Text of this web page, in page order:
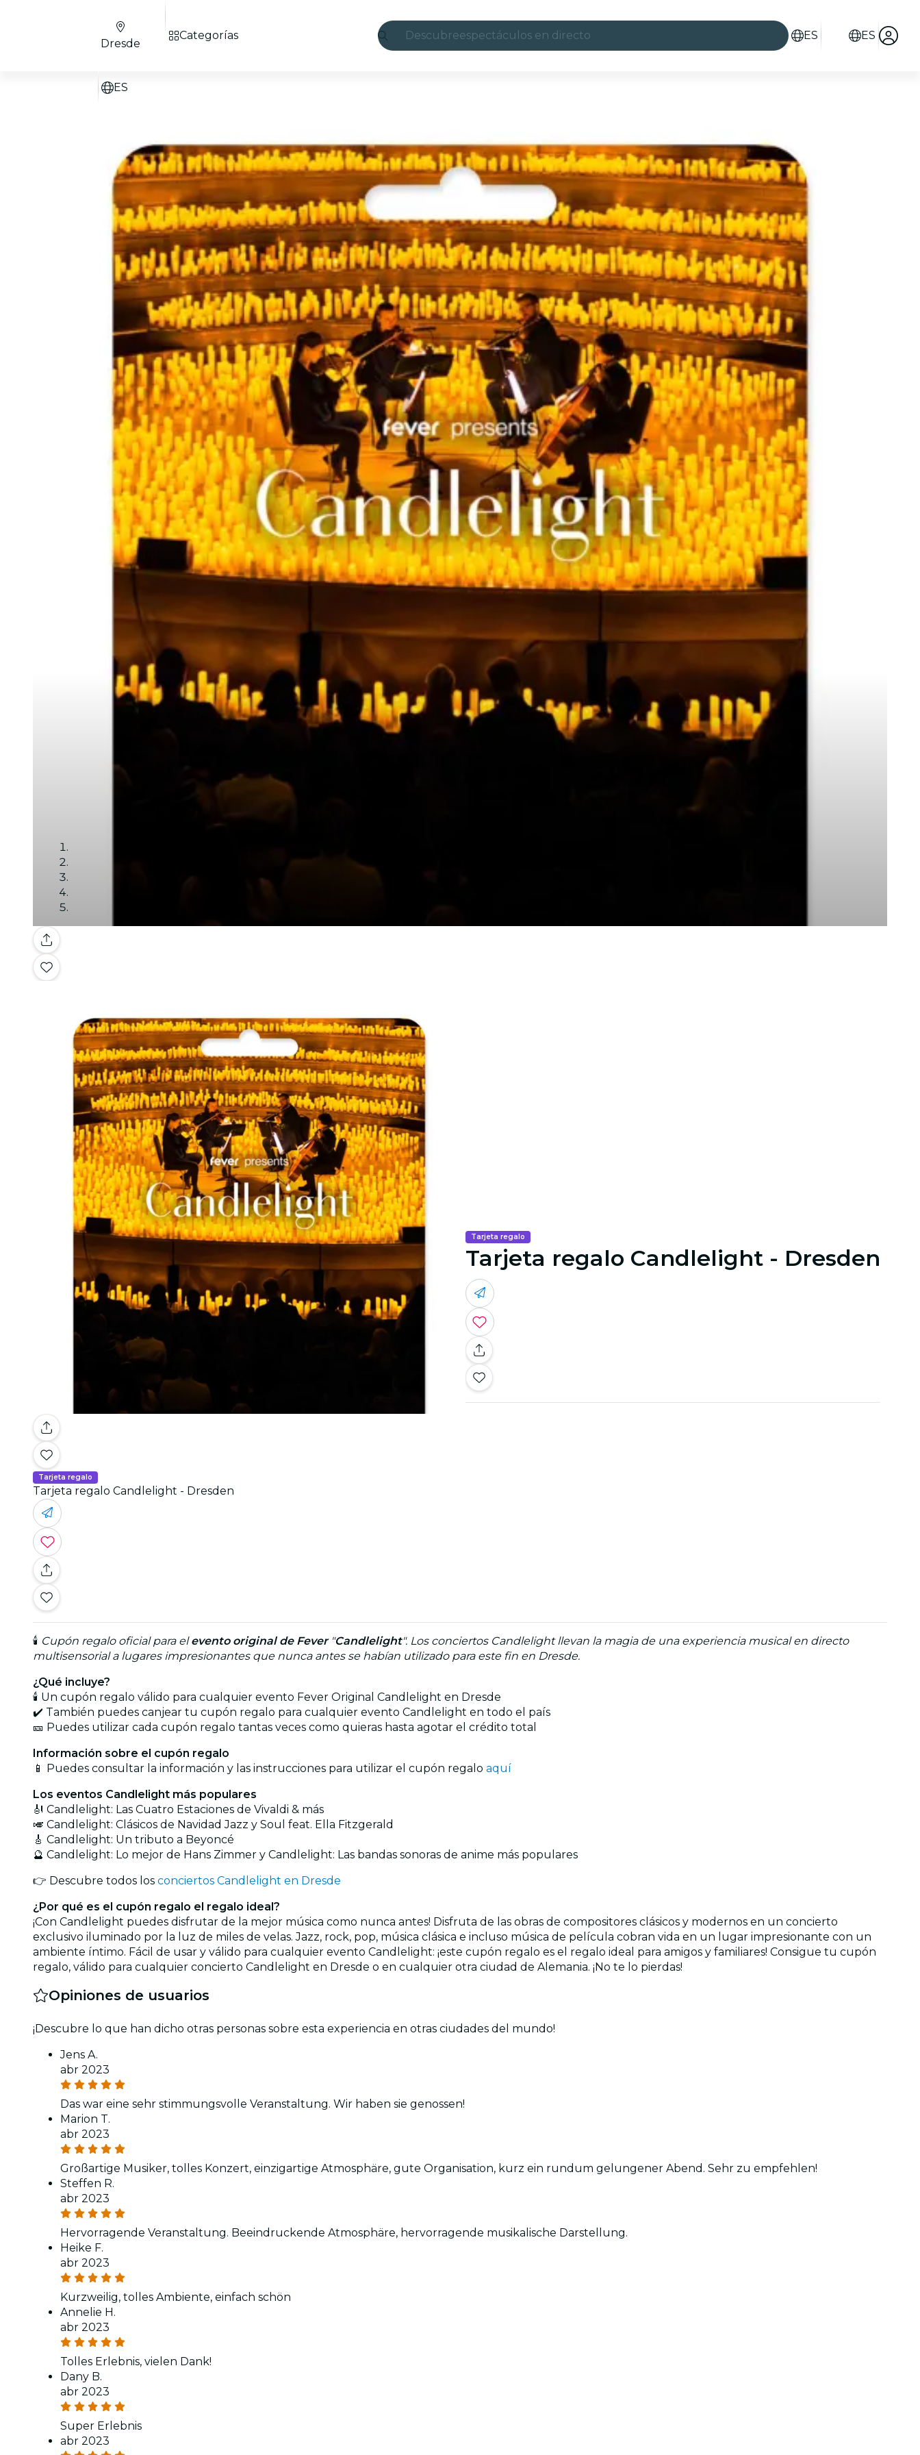
Descubreespectáculos en directo
experiencias y ciudades
São Paulo
exposiciones
Seúl
recorridos por la ciudad
conciertos
restaurantes
cine
ES ES
Dresde
ES
Categorías
Galería
Tarjeta regalo
Tarjeta regalo Candlelight - Dresden
Tarjeta regalo
Tarjeta regalo Candlelight - Dresden
🕯️ Cupón regalo oficial para elevento original de Fever"Candlelight". Los conciertos Candlelight llevan la magia de una experiencia musical en directo
multisensorial a lugares impresionantes que nunca antes se habían utilizado para este fin en Dresde.
¿Qué incluye?
🕯️ Un cupón regalo válido para cualquier evento Fever Original Candlelight en Dresde
✔️ También puedes canjear tu cupón regalo para cualquier evento Candlelight en todo el país
🎫 Puedes utilizar cada cupón regalo tantas veces como quieras hasta agotar el crédito total
Información sobre el cupón regalo
📱 Puedes consultar la información y las instrucciones para utilizar el cupón regalo aquí
Los eventos Candlelight más populares
🎻 Candlelight: Las Cuatro Estaciones de Vivaldi & más
🎺 Candlelight: Clásicos de Navidad Jazz y Soul feat. Ella Fitzgerald
🎸 Candlelight: Un tributo a Beyoncé
🔮 Candlelight: Lo mejor de Hans Zimmer y Candlelight: Las bandas sonoras de anime más populares
👉 Descubre todos los conciertos Candlelight en Dresde
¿Por qué es el cupón regalo el regalo ideal?
¡Con Candlelight puedes disfrutar de la mejor música como nunca antes! Disfruta de las obras de compositores clásicos y modernos en un concierto
exclusivo iluminado por la luz de miles de velas. Jazz, rock, pop, música clásica e incluso música de película cobran vida en un lugar impresionante con un
ambiente íntimo. Fácil de usar y válido para cualquier evento Candlelight: ¡este cupón regalo es el regalo ideal para amigos y familiares! Consigue tu cupón
regalo, válido para cualquier concierto Candlelight en Dresde o en cualquier otra ciudad de Alemania. ¡No te lo pierdas!
Opiniones de usuarios
¡Descubre lo que han dicho otras personas sobre esta experiencia en otras ciudades del mundo!
Jens A.
abr 2023
Das war eine sehr stimmungsvolle Veranstaltung. Wir haben sie genossen!
Marion T.
abr 2023
Großartige Musiker, tolles Konzert, einzigartige Atmosphäre, gute Organisation, kurz ein rundum gelungener Abend. Sehr zu empfehlen!
Steffen R.
abr 2023
Hervorragende Veranstaltung. Beeindruckende Atmosphäre, hervorragende musikalische Darstellung.
Heike F.
abr 2023
Kurzweilig, tolles Ambiente, einfach schön
Annelie H.
abr 2023
Tolles Erlebnis, vielen Dank!
Dany B.
abr 2023
Super Erlebnis
abr 2023